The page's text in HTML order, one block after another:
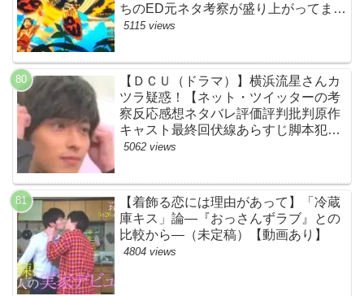
ちのED元ネタ考察が盛り上がってま
す！モスラやメカゴジラ（機龍）も登
5115 views
【ＤＣＵ（ドラマ）】横浜流星さんカ
ツラ疑惑！【ネット・ツイッターの考
察反応感想ネタバレ評価評判批判原作
キャスト最終回伏線あらすじ脚本犯人
黒幕まとめ・着飾る恋には理由があっ
5062 views
【着飾る恋には理由があって】「冷蔵
庫キス」論―『おっさんずラブ』との
比較から―（未定稿）【動画あり】
4804 views